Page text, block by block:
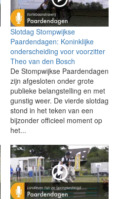
Slotdag Stompwijkse
Paardendagen: Koninklijke
onderscheiding voor voorzitter
Theo van den Bosch
De Stompwijkse Paardendagen
zijn afgesloten onder grote
publieke belangstelling en met
gunstig weer. De vierde slotdag
stond in het teken van een
bijzonder officieel moment op
het...